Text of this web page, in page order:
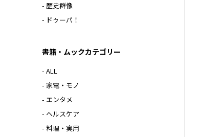
- 歴史群像
- ドゥーパ！
書籍・ムックカテゴリー
- ALL
- 家電・モノ
- エンタメ
- ヘルスケア
- 料理・実用